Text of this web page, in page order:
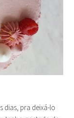
dias, pra deixá-lo